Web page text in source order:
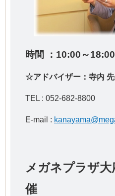
時間 ：10:00～18:00
☆アドバイザー：寺内
TEL : 052-682-8800
E-mail :
メガネプラザ
催